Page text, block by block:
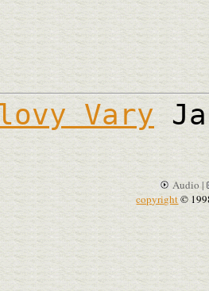
Vary
Audio |
copyright©